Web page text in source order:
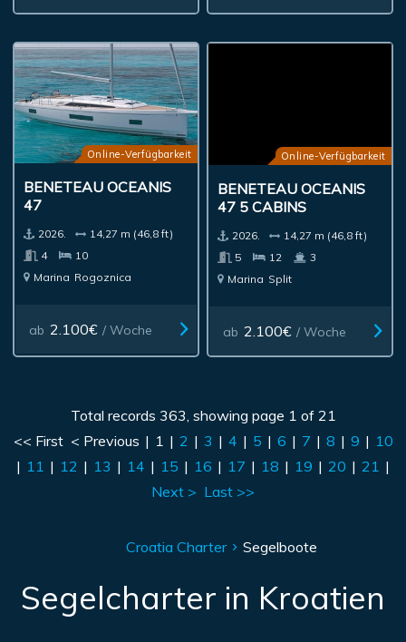
Online-Verfügbarkeit
BENETEAU OCEANIS
47
2026.
14,27 m (46,8 ft)
4
10
Marina Rogoznica
ab 2.100€ / Woche
Online-Verfügbarkeit
BENETEAU OCEANIS
47 5 CABINS
2026.
14,27 m (46,8 ft)
5
12
3
Marina Split
ab 2.100€ / Woche
Total records 363, showing page 1 of 21
<< First < Previous | 1 | 2 | 3 | 4 | 5 | 6 | 7 | 8 | 9 | 10
| 11 | 12 | 13 | 14 | 15 | 16 | 17 | 18 | 19 | 20 | 21 |
Next > Last >>
Croatia Charter Segelboote
Segelcharter in Kroatien